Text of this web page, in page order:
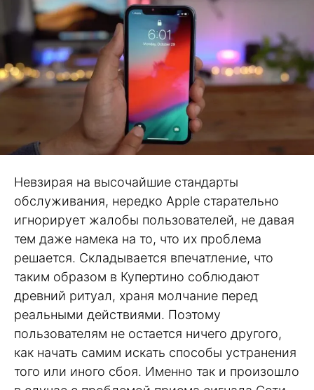
Невзирая на высочайшие стандарты
обслуживания, нередко Apple старательно
игнорирует жалобы пользователей, не давая
тем даже намека на то, что их проблема
решается. Складывается впечатление, что
таким образом в Купертино соблюдают
древний ритуал, храня молчание перед
реальными действиями. Поэтому
пользователям не остается ничего другого,
как начать самим искать способы устранения
того или иного сбоя. Именно так и произошло